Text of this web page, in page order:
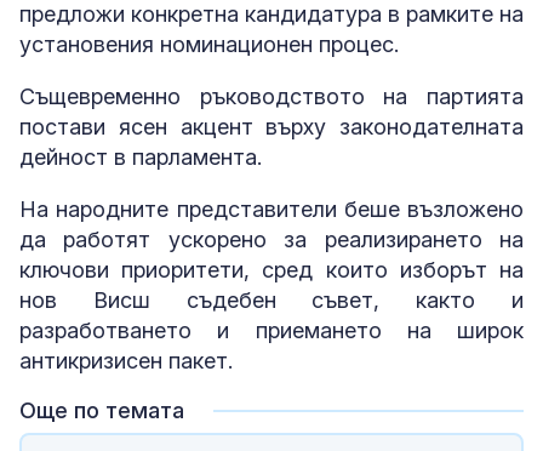
предложи конкретна кандидатура в рамките на
установения номинационен процес.
Същевременно ръководството на партията
постави ясен акцент върху законодателната
дейност в парламента.
На народните представители беше възложено
да работят ускорено за реализирането на
ключови приоритети, сред които изборът на
нов Висш съдебен съвет, както и
разработването и приемането на широк
антикризисен пакет.
Още по темата